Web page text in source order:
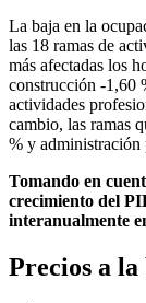
La baja en la
las 18 ramas de
más afectadas los
construcción -1,60
actividades
cambio, las ramas
% y administración
Tomando en
crecimiento del
interanualmente
Precios a la